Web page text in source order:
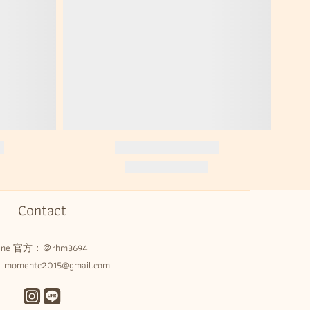
Contact
官方： ＠rhm3694i